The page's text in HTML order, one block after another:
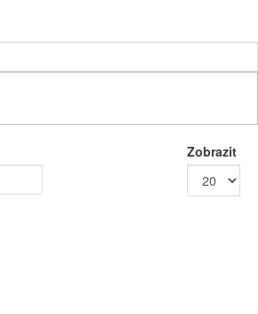
Zobrazit